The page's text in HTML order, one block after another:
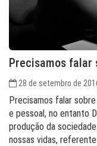
Precisamos falar
28 de setembro de
Precisamos falar
e pessoal, no entanto
produção da
nossas vidas,